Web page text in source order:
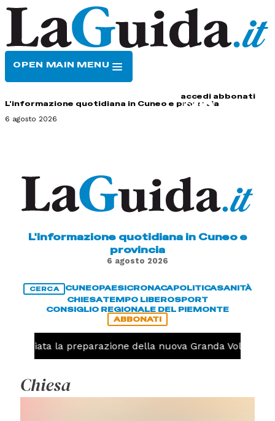
OPEN MAIN MENU
accedi abbonati
L'informazione quotidiana in Cuneo e provincia
6 agosto 2026
L'informazione quotidiana in Cuneo e
provincia
6 agosto 2026
CERCA CUNEOPAESICRONACAPOLITICASANITÀ
CHIESATEMPO LIBEROSPORT
CONSIGLIO REGIONALE DEL PIEMONTE
ABBONATI
la preparazione della nuova Granda Volley (FOTO e
Chiesa